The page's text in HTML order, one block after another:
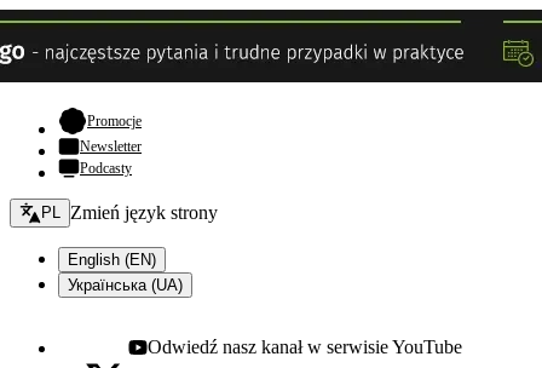
Promocje- otwiera się w nowej karcie
Newsletter
Podcasty
Zmień język - bieżący:
PL Zmień język strony
English (EN)
Українська (UA)
Youtube - otwiera się w nowej karcie
Odwiedź nasz kanał w serwisie YouTube